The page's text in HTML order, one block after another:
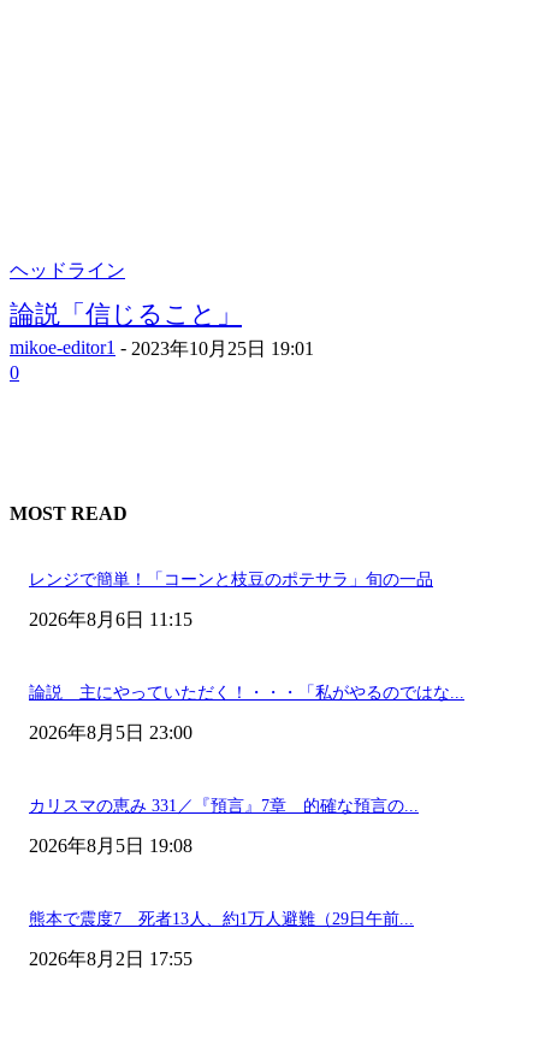
ヘッドライン
論説「信じること」
mikoe-editor1 - 2023年10月25日 19:01
0
MOST READ
レンジで簡単！「コーンと枝豆のポテサラ」旬の一品
2026年8月6日 11:15
論説 主にやっていただく！・・・「私がやるのではな...
2026年8月5日 23:00
カリスマの恵み 331／『預言』7章 的確な預言の...
2026年8月5日 19:08
熊本で震度7 死者13人、約1万人避難（29日午前...
2026年8月2日 17:55